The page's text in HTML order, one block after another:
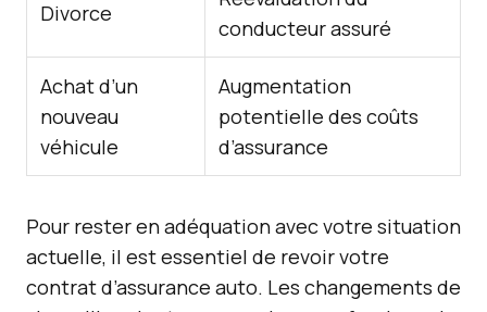
Divorce
conducteur assuré
Achat d’un
nouveau
véhicule
Augmentation
potentielle des coûts
d’assurance
Pour rester en adéquation avec votre situation
actuelle, il est essentiel de revoir votre
contrat d’assurance auto. Les changements de